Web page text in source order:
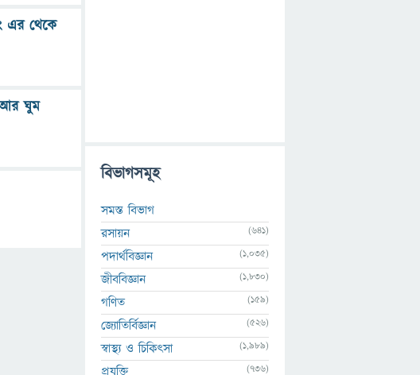
এর থেকে
আর ঘুম
বিভাগসমূহ
সমস্ত বিভাগ
রসায়ন
(641)
পদার্থবিজ্ঞান (1,035)
জীববিজ্ঞান (1,830)
গণিত (159)
জ্যোতির্বিজ্ঞান (526)
স্বাস্থ্য ও চিকিৎসা (1,989)
প্রযুক্তি (736)